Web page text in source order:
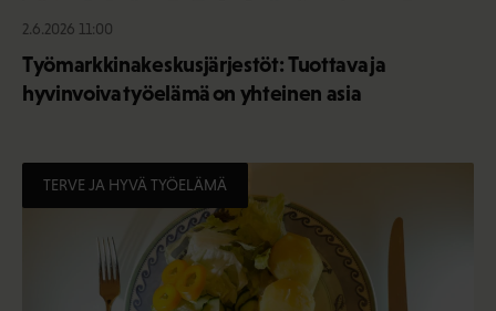
2.6.2026 11:00
Työmarkkinakeskusjärjestöt: Tuottava ja
hyvinvoiva työelämä on yhteinen asia
TERVE JA HYVÄ TYÖELÄMÄ